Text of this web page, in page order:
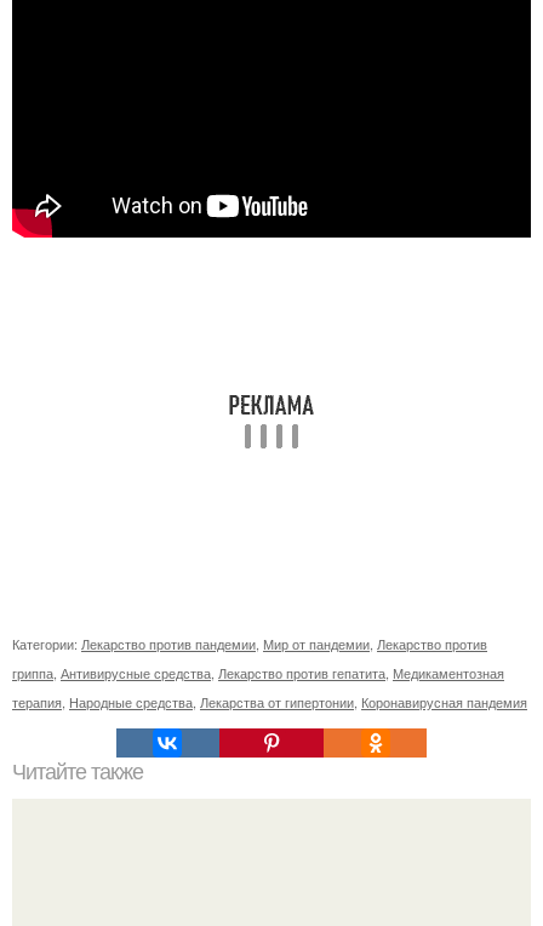
Категории: Лекарство против пандемии, Мир от пандемии, Лекарство против
гриппа, Антивирусные средства, Лекарство против гепатита, Медикаментозная
терапия, Народные средства, Лекарства от гипертонии, Коронавирусная пандемия
Читайте также